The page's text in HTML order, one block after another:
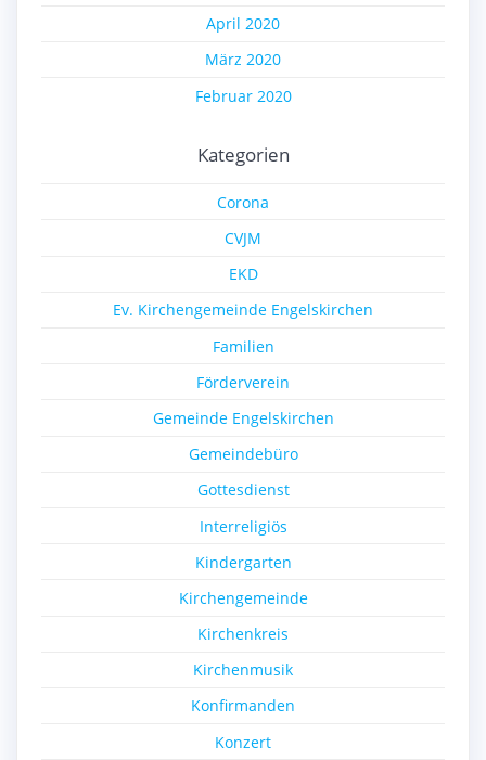
April 2020
März 2020
Februar 2020
Kategorien
Corona
CVJM
EKD
Ev. Kirchengemeinde Engelskirchen
Familien
Förderverein
Gemeinde Engelskirchen
Gemeindebüro
Gottesdienst
Interreligiös
Kindergarten
Kirchengemeinde
Kirchenkreis
Kirchenmusik
Konfirmanden
Konzert